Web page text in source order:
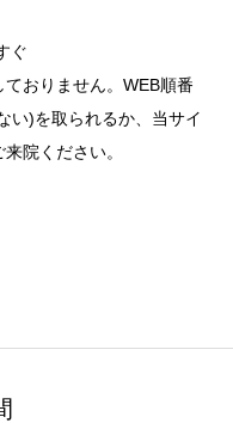
ぐ
おりません。WEB順番
い)を取られるか、当サイ
院ください。